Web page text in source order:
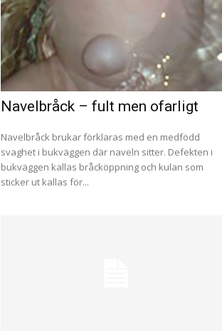
Navelbråck – fult men ofarligt
Navelbråck brukar förklaras med en medfödd
svaghet i bukväggen där naveln sitter. Defekten i
bukväggen kallas bråcköppning och kulan som
sticker ut kallas för...